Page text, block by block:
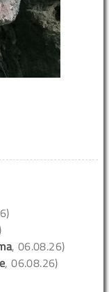
, 06.08.26)
, 06.08.26)